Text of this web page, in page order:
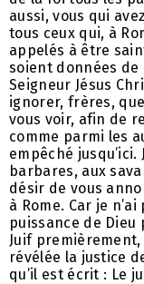
aussi, vous qui
tous ceux qui, à
appelés à être
soient données
Seigneur Jésus
ignorer, frères,
vous voir, afin de
comme parmi les
empêché jusqu’ici.
barbares, aux
désir de vous
à Rome. Car je
puissance de
Juif premièrement,
révélée la justice
qu’il est écrit : Le